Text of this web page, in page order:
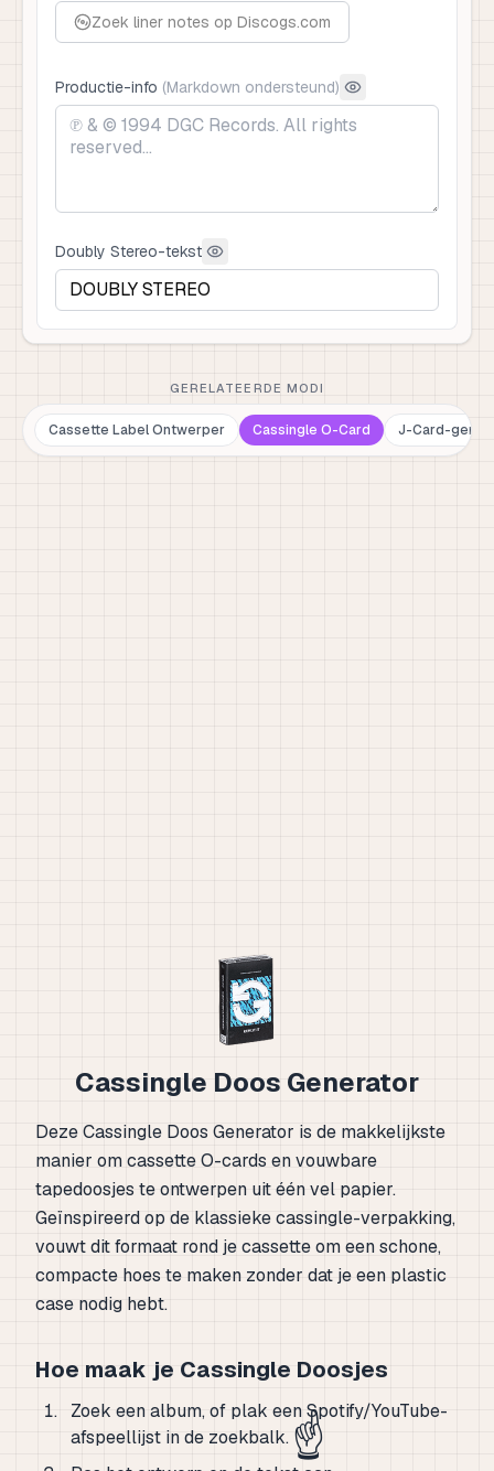
Zoek liner notes op Discogs.com
Productie-info (Markdown ondersteund)
Doubly Stereo-tekst
GERELATEERDE MODI
Cassette Label Ontwerper Cassingle O-Card J-Card-
Cassingle Doos Generator
Deze Cassingle Doos Generator is de makkelijkste
manier om cassette O-cards en vouwbare
tapedoosjes te ontwerpen uit één vel papier.
Geïnspireerd op de klassieke cassingle-verpakking,
vouwt dit formaat rond je cassette om een schone,
compacte hoes te maken zonder dat je een plastic
case nodig hebt.
Hoe maak je Cassingle Doosjes
Zoek een album, of plak een Spotify/YouTube-
afspeellijst in de zoekbalk. ☝️